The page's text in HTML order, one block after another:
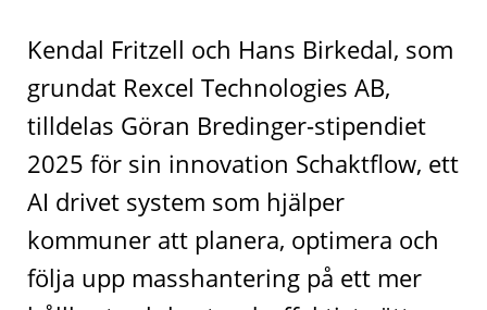
Kendal Fritzell och Hans Birkedal, som
grundat Rexcel Technologies AB,
tilldelas Göran Bredinger-stipendiet
2025 för sin innovation Schaktflow, ett
AI drivet system som hjälper
kommuner att planera, optimera och
följa upp masshantering på ett mer